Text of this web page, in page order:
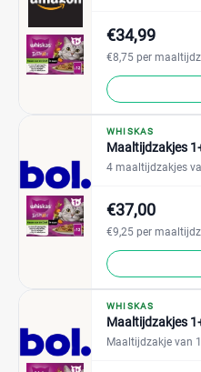
€34,99
€8,75 per
WHISKAS
Maaltijdzakjes
4 maaltijdzakjes
€37,00
€9,25 per
WHISKAS
Maaltijdzakjes
Maaltijdzakje van